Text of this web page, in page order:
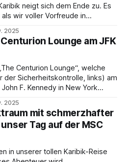
neigt sich dem Ende zu. Es
wir voller Vorfreude in
Reihe, die von American
2025
Lounge am JFK
Centurion Lounge“, welche
der Sicherheitskontrolle, links) am
F. Kennedy in New York
mit American Express
2025
mit schmerzhafter
Tag auf der MSC
in unserer tollen Karibik-Reise